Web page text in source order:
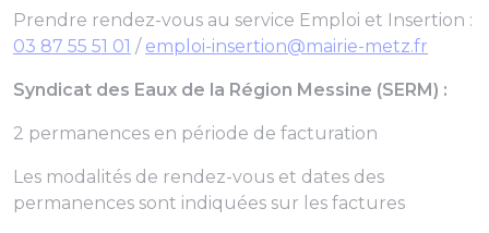
Prendre rendez-vous au service Emploi et Insertion :
03 87 55 51 01 / emploi-insertion@mairie-metz.fr
Syndicat des Eaux de la Région Messine (SERM) :
2 permanences en période de facturation
Les modalités de rendez-vous et dates des
permanences sont indiquées sur les factures